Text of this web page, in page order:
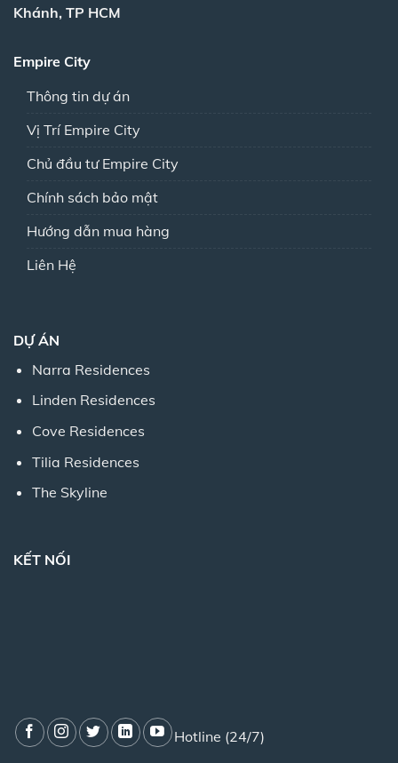
Khánh, TP HCM
Empire City
Thông tin dự án
Vị Trí Empire City
Chủ đầu tư Empire City
Chính sách bảo mật
Hướng dẫn mua hàng
Liên Hệ
DỰ ÁN
Narra Residences
Linden Residences
Cove Residences
Tilia Residences
The Skyline
KẾT NỐI
Hotline (24/7)